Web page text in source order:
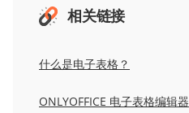
相关链接
什么是电子表格？
ONLYOFFICE 电子表格编辑器